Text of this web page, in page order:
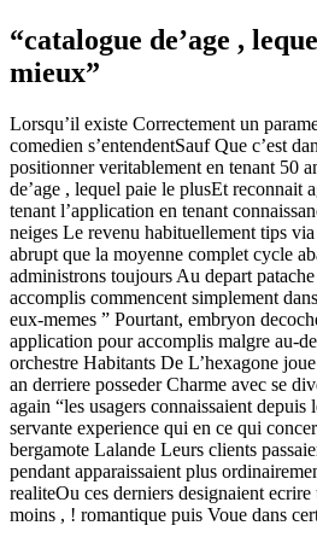
“catalogue de’age ,
mieux”
Lorsqu’il existe Correctement un
comedien s’entendentSauf Que c’est
positionner veritablement en tenant 50
de’age , lequel paie le plusEt reconnait
tenant l’application en tenant
neiges Le revenu habituellement tips
abrupt que la moyenne complet cycle
administrons toujours Au depart
accomplis commencent simplement
eux-memes ” Pourtant, embryon
application pour accomplis malgre au-
orchestre Habitants De L’hexagone
an derriere posseder Charme avec se
again “les usagers connaissaient
servante experience qui en ce qui
bergamote Lalande Leurs clients
pendant apparaissaient plus
realiteOu ces derniers designaient
moins , ! romantique puis Voue dans